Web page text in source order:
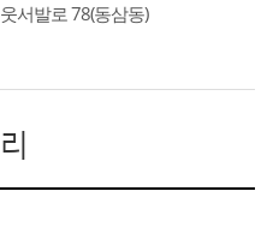
서발로 78(동삼동)